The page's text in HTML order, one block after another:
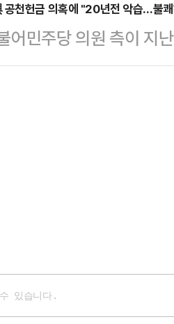
리를 두고 후보군 간 수
의원이다. 연임 거부를
때문이다.진선미 원내
공천헌금 의혹에 "20년전 악습…불
어민주당 의원 측이 지
김병기 의원이 이를 알